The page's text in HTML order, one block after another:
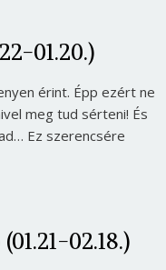
01.20.)
érint. Épp ezért ne
meg tud sérteni! És
Ez szerencsére
02.18.)